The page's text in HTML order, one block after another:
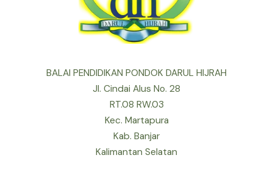
BALAI PENDIDIKAN PONDOK DARUL HIJRAH
Jl. Cindai Alus No. 28
RT.08 RW.03
Kec. Martapura
Kab. Banjar
Kalimantan Selatan